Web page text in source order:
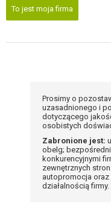
To jest moja firma
Prosimy o
uzasadnionego i
dotyczącego
osobistych
Zabronione jest:
obelg;
konkurencyjnymi
zewnętrznych
autopromocja
działalnością firmy.